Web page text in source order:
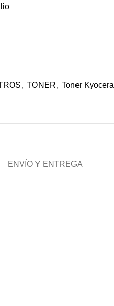
, TONER , Toner Kyocera
ENVÍO Y ENTREGA